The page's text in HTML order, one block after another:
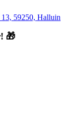
59250, Halluin
🎁